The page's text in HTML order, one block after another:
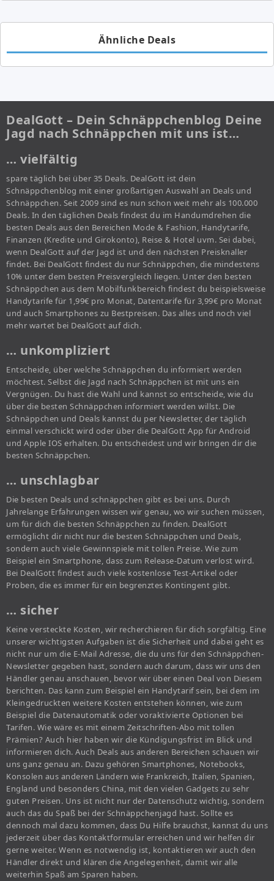
Ähnliche Deals
DealGott – Dein Schnäppchenblog Deine
Jagd nach Schnäppchen mit uns ist…
… vielfältig
spare täglich bei über 35 Deals. DealGott ist dein
Schnäppchenblog mit einer großartigen Auswahl an Deals und
Schnäppchen. Seit 2009 sind es nun schon weit mehr als 100.000
Deals. In den täglichen Deals findest du im Handumdrehen die
besten Deals aus den Bereichen Mode & Fashion, Handytarife,
Finanzen (Kredite und Girokonto), Reise & Hotel uvm. Sei dabei,
wenn DealGott auf der Jagd ist und den nächsten Preisknaller
findet. Bei DealGott findest du nur Schnäppchen, die mindestens
10% unter dem besten Preisvergleich liegen. Unter den besten
Schnäppchen aus dem Mobilfunkbereich findest du beispielsweise
Handytarife für 1,99€ pro Monat, Datentarife für 3,99€ pro Monat
und auch Smartphones zu Bestpreisen. Das alles und noch viel
mehr wartet bei DealGott auf dich.
… unkompliziert
Entscheide, über welche Schnäppchen du informiert werden
möchtest. Selbst die Jagd nach Schnäppchen ist mit uns ein
Vergnügen. Du hast die Wahl und kannst so entscheide, wie du
über die besten Schnäppchen informiert werden willst. Die
Schnäppchen und Deals kannst du per Newsletter, der täglich
einmal verschickt wird oder über die DealGott App für Android
und Apple IOS erhalten. Du entscheidest und wir bringen dir die
besten Schnäppchen.
… unschlagbar
Die besten Deals und schnäppchen gibt es bei uns. Durch
Jahrelange Erfahrungen wissen wir genau, wo wir suchen müssen,
um für dich die besten Schnäppchen zu finden. DealGott
ermöglicht dir nicht nur die besten Schnäppchen und Deals,
sondern auch viele Gewinnspiele mit tollen Preise. Wie zum
Beispiel ein Smartphone, dass zum Release-Datum verlost wird.
Bei DealGott findest auch viele kostenlose Test-Artikel oder
Proben, die es immer für ein begrenztes Kontingent gibt.
… sicher
Keine versteckte Kosten, wir recherchieren für dich sorgfältig. Eine
unserer wichtigsten Aufgaben ist die Sicherheit und dabei geht es
nicht nur um die E-Mail Adresse, die du uns für den Schnäppchen-
Newsletter gegeben hast, sondern auch darum, dass wir uns den
Händler genau anschauen, bevor wir über einen Deal von Diesem
berichten. Das kann zum Beispiel ein Handytarif sein, bei dem im
Kleingedruckten weitere Kosten entstehen können, wie zum
Beispiel die Datenautomatik oder voraktivierte Optionen bei
Tarifen. Wie wäre es mit einem Zeitschriften-Abo mit tollen
Prämien? Auch hier haben wir die Kündigungsfrist im Blick und
informieren dich. Auch Deals aus anderen Bereichen schauen wir
uns ganz genau an. Dazu gehören Smartphones, Notebooks,
Konsolen aus anderen Ländern wie Frankreich, Italien, Spanien,
England und besonders China, mit den vielen Gadgets zu sehr
guten Preisen. Uns ist nicht nur der Datenschutz wichtig, sondern
auch das du Spaß bei der Schnäppchenjagd hast. Sollte es
dennoch mal dazu kommen, dass Du Hilfe brauchst, kannst du uns
jederzeit über das Kontaktformular erreichen und wir helfen dir
gerne weiter. Wenn es notwendig ist, kontaktieren wir auch den
Händler direkt und klären die Angelegenheit, damit wir alle
weiterhin Spaß am Sparen haben.